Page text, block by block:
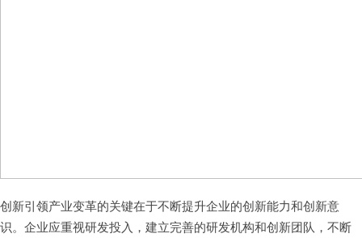
创新引领产业变革的关键在于不断提升企业的创新能力和创新意
识。企业应重视研发投入，建立完善的研发机构和创新团队，不断